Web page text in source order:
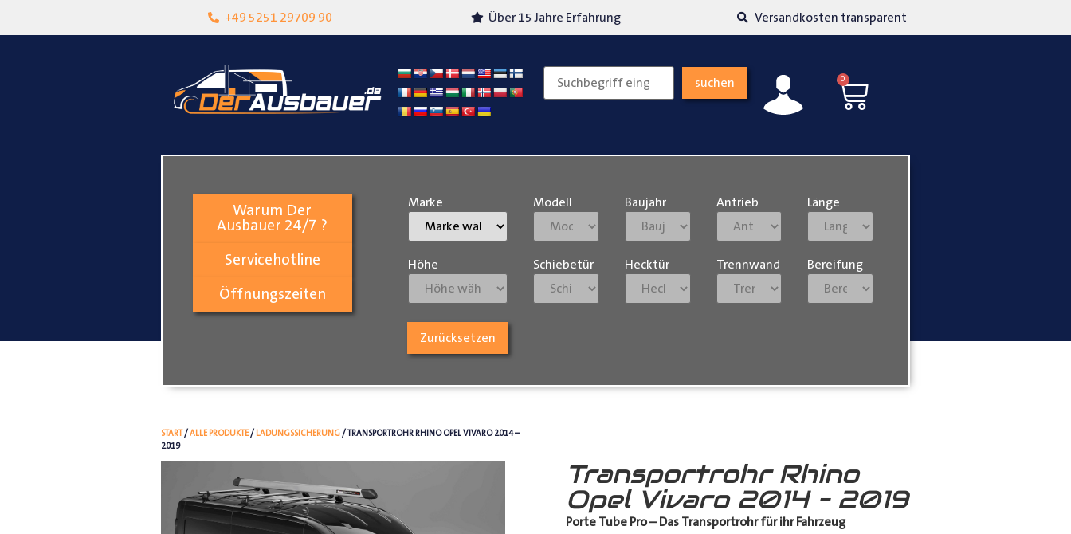
+49 5251 29709 90
Lokalgeschäft in Paderborn Über 15 Jahre Erfahrung Versandkosten transparent
suchen 0
Warum Der
Ausbauer 24/7 ?
Servicehotline
Öffnungszeiten
Marke Modell Baujahr Antrieb Länge
Höhe Schiebetür Hecktür Trennwand Bereifung
Zurücksetzen
START/ALLE PRODUKTE/ LADUNGSSICHERUNG/ TRANSPORTROHR RHINO OPEL VIVARO 2014 –
2019
Transportrohr Rhino
Opel Vivaro 2014 – 2019
Porte Tube Pro – Das Transportrohr für ihr Fahrzeug